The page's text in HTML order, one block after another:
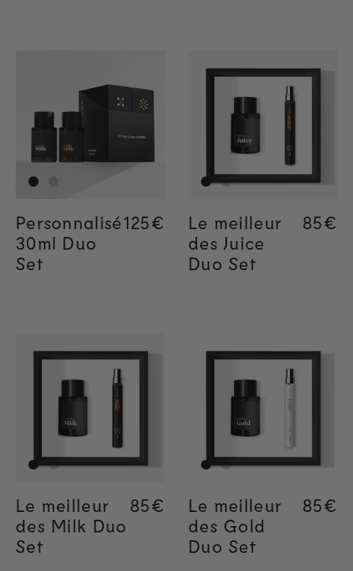
Personnalisé
30ml Duo
Set
Regular price
125€
Le meilleur
des Juice
Duo Set
85€
85€
Le meilleur
des Milk Duo
Set
Regular price
85€
Regular price
85€
Le meilleur
des Gold
Duo Set
85€
85€